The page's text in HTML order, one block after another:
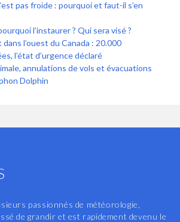
pas froide : pourquoi et faut-il s’en
l’instaurer ? Qui sera visé ?
l’ouest du Canada : 20.000
l’état d’urgence déclaré
annulations de vols et évacuations
Dolphin
passionnés de météorologie,
de grandir et est rapidement devenu le